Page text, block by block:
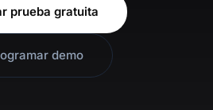
prueba gratuita
demo